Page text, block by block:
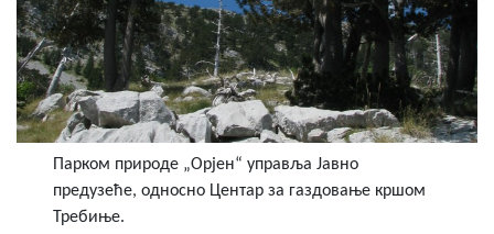
Парком природе „Орјен“ управља Јавно
предузеће, односно Центар за газдовање кршом
Требиње.